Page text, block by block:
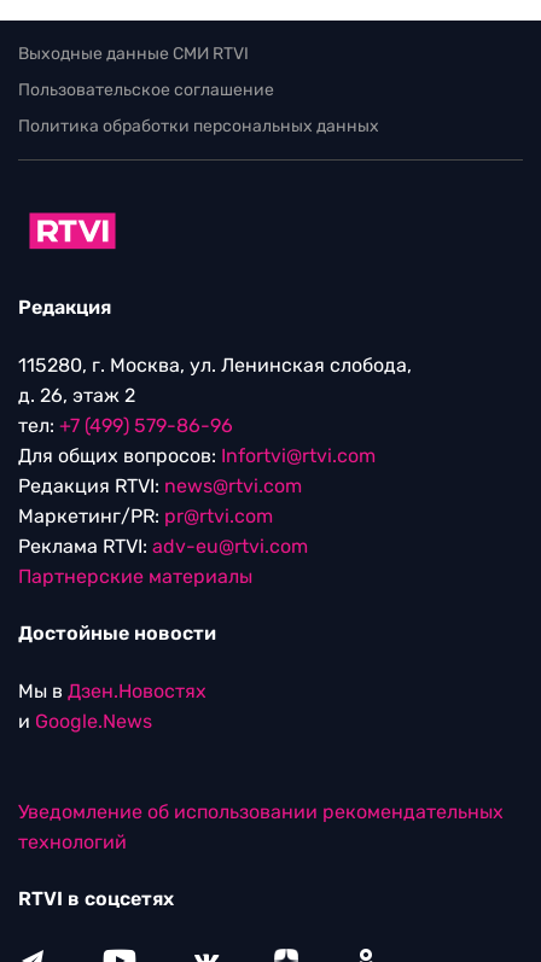
Выходные данные СМИ RTVI
Пользовательское соглашение
Политика обработки персональных данных
Редакция
115280, г. Москва, ул. Ленинская слобода,
д. 26, этаж 2
тел: +7 (499) 579-86-96
Для общих вопросов: Infortvi@rtvi.com
Редакция RTVI: news@rtvi.com
Маркетинг/PR: pr@rtvi.com
Реклама RTVI: adv-eu@rtvi.com
Партнерские материалы
Достойные новости
Мы в Дзен.Новостях
и Google.News
Уведомление об использовании рекомендательных
технологий
RTVI в соцсетях